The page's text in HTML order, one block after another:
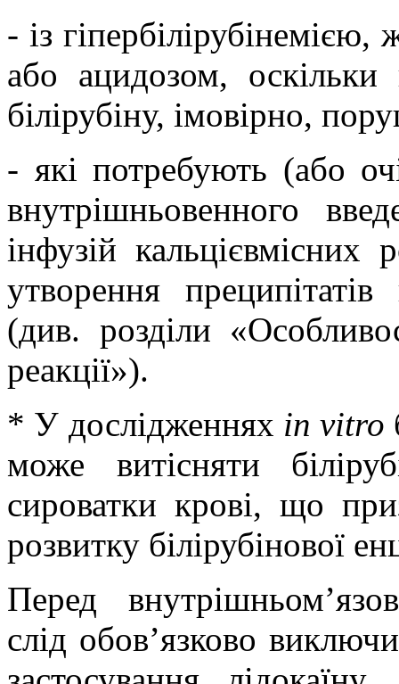
- із
або ацидозом, оскільки
білірубіну, імовірно,
- які потребують (або
внутрішньовенного
інфузій кальцієвмісних
утворення
(див. розділи
реакції»).
* У дослідженнях іn vіtro
може витісняти
сироватки крові, що
розвитку білірубінової
Перед
слід обов’язково